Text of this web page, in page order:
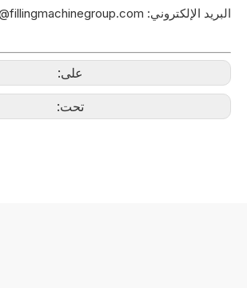
البريد الإلكتروني: hlm@fillingmachinegroup.com
على:
تحت: